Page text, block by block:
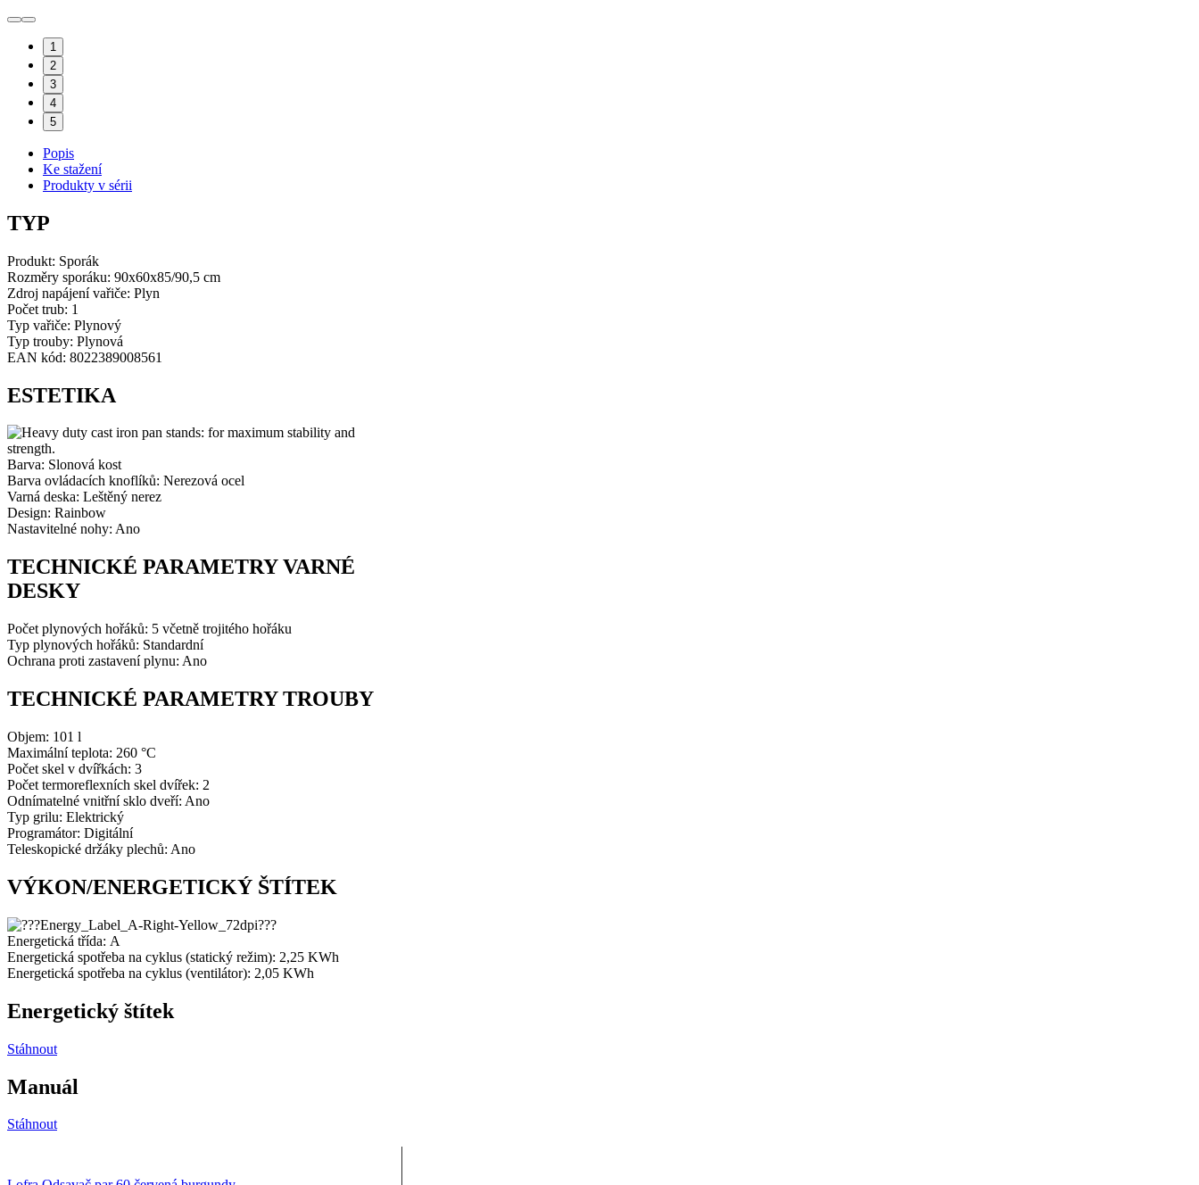
1
2
3
4
5
Popis
Ke stažení
Produkty v sérii
TYP
Produkt: Sporák
Rozměry sporáku: 90x60x85/90,5 cm
Zdroj napájení vařiče: Plyn
Počet trub: 1
Typ vařiče: Plynový
Typ trouby: Plynová
EAN kód: 8022389008561
ESTETIKA
Barva: Slonová kost
Barva ovládacích knoflíků: Nerezová ocel
Varná deska: Leštěný nerez
Design: Rainbow
Nastavitelné nohy: Ano
TECHNICKÉ PARAMETRY VARNÉ
DESKY
Počet plynových hořáků: 5 včetně trojitého hořáku
Typ plynových hořáků: Standardní
Ochrana proti zastavení plynu: Ano
TECHNICKÉ PARAMETRY TROUBY
Objem: 101 l
Maximální teplota: 260 °C
Počet skel v dvířkách: 3
Počet termoreflexních skel dvířek: 2
Odnímatelné vnitřní sklo dveří: Ano
Typ grilu: Elektrický
Programátor: Digitální
Teleskopické držáky plechů: Ano
VÝKON/ENERGETICKÝ ŠTÍTEK
Energetická třída: A
Energetická spotřeba na cyklus (statický režim): 2,25 KWh
Energetická spotřeba na cyklus (ventilátor): 2,05 KWh
Energetický štítek
Stáhnout
Manuál
Stáhnout